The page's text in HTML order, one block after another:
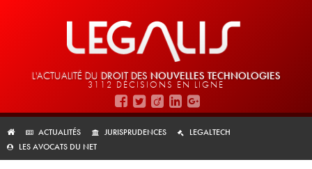
L'ACTUALITÉ DU DROIT DES NOUVELLES TECHNOLOGIES
3112 DÉCISIONS EN LIGNE
ACTUALITÉS JURISPRUDENCES
LEGALTECH
LES AVOCATS DU NET